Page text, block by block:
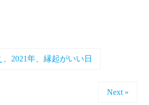
2021年、縁起がいい日
Next »